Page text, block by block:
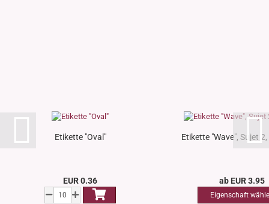
Etikette "Oval"
EUR 0.36
Etikette "Wave", Sujet
ab EUR 3.95